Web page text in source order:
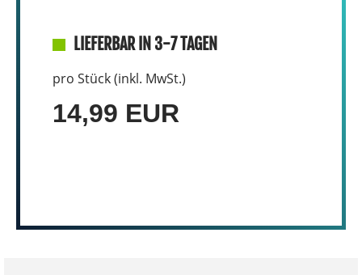
LIEFERBAR IN 3-7 TAGEN
pro Stück (inkl. MwSt.)
14,99 EUR